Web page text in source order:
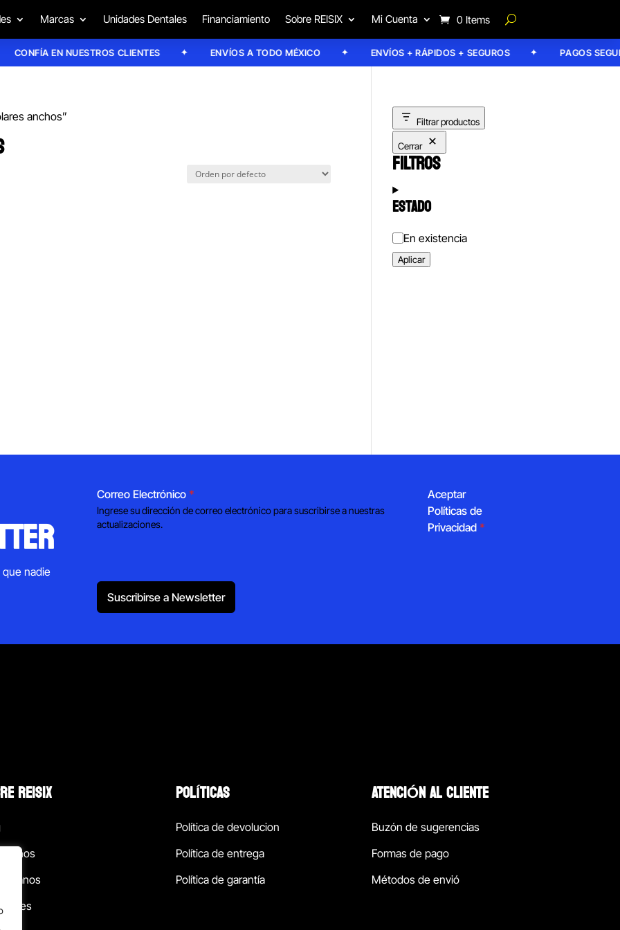
Marcas Unidades Dentales Financiamiento Sobre REISIX Mi Cuenta 0 Items
CONFÍA EN NUESTROS CLIENTES ENVÍOS A TODO MÉXICO ENVÍOS + RÁPIDOS + SEGUROS PAGOS
anchos” Filtrar productos
Cerrar
FILTROS
ESTADO
Estado
En existencia
Aplicar
nadie
Correo Electrónico *
Ingrese su dirección de correo electrónico para suscribirse a nuestras
actualizaciones.
Aceptar
Políticas de
Privacidad *
Suscribirse a Newsletter
REISIX POLÍTICAS
Política de devolucion
Política de entrega
Política de garantía
ATENCIÓN AL CLIENTE
Buzón de sugerencias
Formas de pago
Métodos de envió